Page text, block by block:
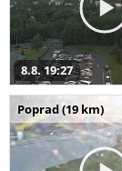
8.8. 19:27
Poprad (19 km)